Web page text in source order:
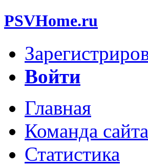
PSVHome.ru
Войти
Главная
Команда сайта
Статистика